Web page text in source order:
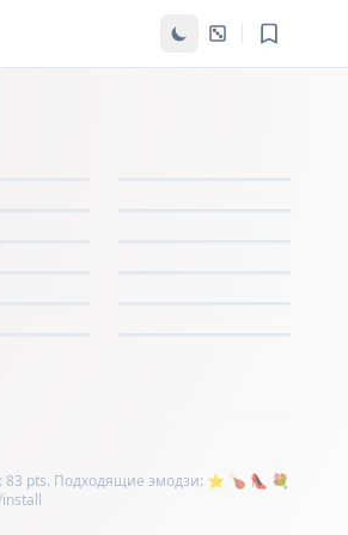
83 pts. Подходящие эмодзи: ⭐ 🍗 👠 💐